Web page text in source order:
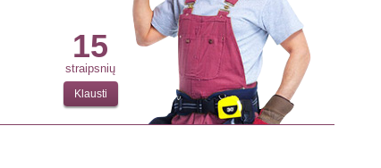
15
straipsnių
Klausti